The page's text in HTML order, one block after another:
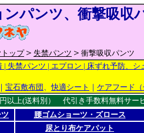
ンパンツ、衝撃吸収
ップ＞ 失禁パンツ ＞ 衝撃吸収パンツ
| 失禁パンツ | エプロン | 床ずれ予防、シ
｜ 宝石敷布団 、快適シート ｜ ケアフード
料別） 代引き手数料無料サー
腰ゴムショーツ・ズロース
尿とり布ケアパット